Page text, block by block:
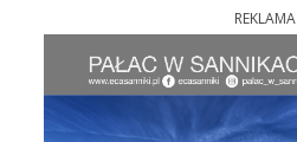
REKLAMA